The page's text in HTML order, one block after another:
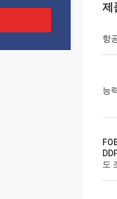
제
항
능
도